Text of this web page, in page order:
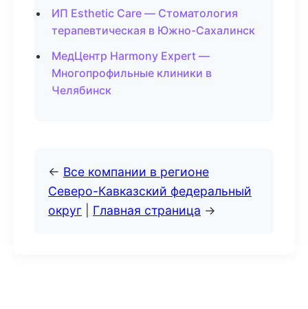
ИП Esthetic Care — Стоматология
терапевтическая в Южно-Сахалинск
МедЦентр Harmony Expert —
Многопрофильные клиники в
Челябинск
← Все компании в регионе
Северо-Кавказский федеральный
округ
Главная страница →